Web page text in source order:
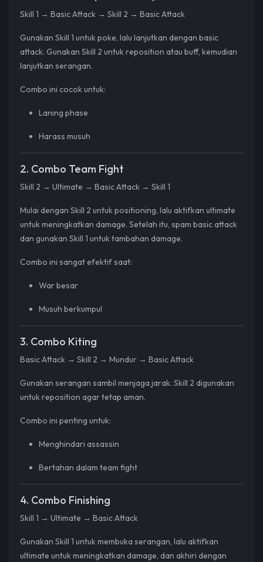
Skill 1 → Basic Attack → Skill 2 → Basic Attack
Gunakan Skill 1 untuk poke, lalu lanjutkan dengan basic
attack. Gunakan Skill 2 untuk reposition atau buff, kemudian
lanjutkan serangan.
Combo ini cocok untuk:
Laning phase
Harass musuh
2. Combo Team Fight
Skill 2 → Ultimate → Basic Attack → Skill 1
Mulai dengan Skill 2 untuk positioning, lalu aktifkan ultimate
untuk meningkatkan damage. Setelah itu, spam basic attack
dan gunakan Skill 1 untuk tambahan damage.
Combo ini sangat efektif saat:
War besar
Musuh berkumpul
3. Combo Kiting
Basic Attack → Skill 2 → Mundur → Basic Attack
Gunakan serangan sambil menjaga jarak. Skill 2 digunakan
untuk reposition agar tetap aman.
Combo ini penting untuk:
Menghindari assassin
Bertahan dalam team fight
4. Combo Finishing
Skill 1 → Ultimate → Basic Attack
Gunakan Skill 1 untuk membuka serangan, lalu aktifkan
ultimate untuk meningkatkan damage, dan akhiri dengan